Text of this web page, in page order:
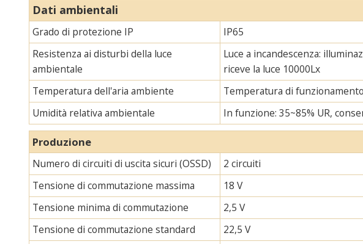
Dati ambientali
Grado di protezione IP
IP65
Resistenza ai disturbi della luce
ambientale
Luce a incandescenza:
riceve la luce 10000Lx
Temperatura dell'aria ambiente
Temperatura di
Umidità relativa ambientale
In funzione: 35~85% UR,
Produzione
Numero di circuiti di uscita sicuri (OSSD)
2 circuiti
Tensione di commutazione massima
18 V
Tensione minima di commutazione
2,5 V
Tensione di commutazione standard
22,5 V